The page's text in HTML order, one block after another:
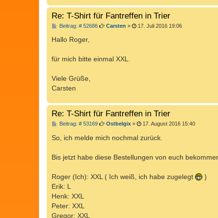
Re: T-Shirt für Fantreffen in Trier
Beitrag: # 52686B
a
g
Carsten » 17. Juli 2016 19:06
Hallo Roger,
für mich bitte einmal XXL.
Viele Grüße,
Carsten
Re: T-Shirt für Fantreffen in Trier
Beitrag: # 53169B
i
a
g
Ostbelgix» 17. August 2016 15:40
So, ich melde mich nochmal zurück.
Bis jetzt habe diese Bestellungen von euch
Roger (Ich): XXL ( Ich weiß, ich habe zugelegt
)
Erik: L
Henk: XXL
Peter: XXL
Gregor: XXL